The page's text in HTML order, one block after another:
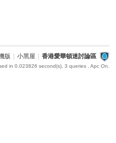
版 小黑屋 香港愛華頓迷討論區
in 0.023826 second(s), 3 queries , Apc On.